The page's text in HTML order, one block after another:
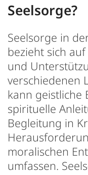
Seelsorge?
Seelsorge in
bezieht sich
und
verschiedenen
kann geistliche
spirituelle
Begleitung in
moralischen
umfassen.